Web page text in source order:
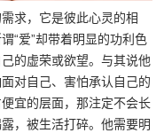
求，它是彼此心灵的相
“爱”却带着明显的功利色
的虚荣或欲望。与其说他
对自己、害怕承认自己的
宜的层面，那注定不会长
，被生活打碎。他需要明